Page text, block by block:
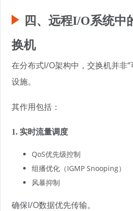
四、远程I/O系统中
换机
在分布式I/O架构中，交换机并非
设施。
其作用包括：
1. 实时流量调度
QoS优先级控制
组播优化（IGMP Snooping）
风暴抑制
确保I/O数据优先传输。